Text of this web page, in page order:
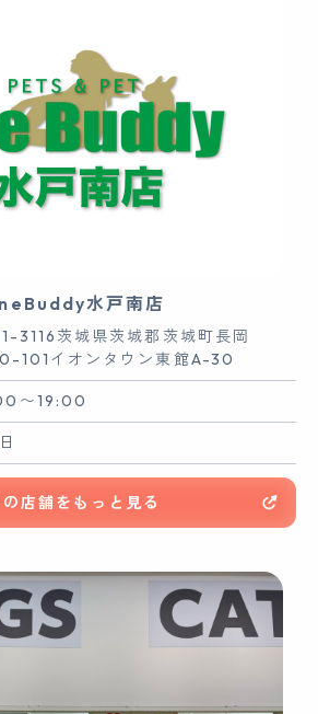
水戸南店
3116茨城県茨城郡茨城町長岡
101イオンタウン東館A-30
〜19:00
の店舗をもっと見る